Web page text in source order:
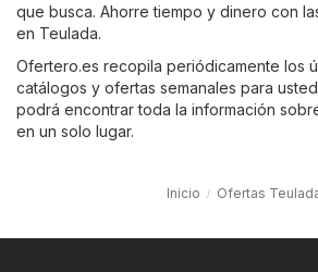
que busca. Ahorre tiempo y dinero con
en Teulada.
Ofertero.es recopila periódicamente los
catálogos y ofertas semanales para
podrá encontrar toda la información
en un solo lugar.
Inicio Ofertas